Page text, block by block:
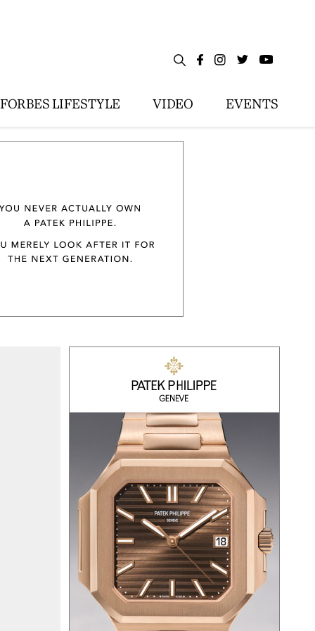
FORBES LIFESTYLE VIDEO EVENTS